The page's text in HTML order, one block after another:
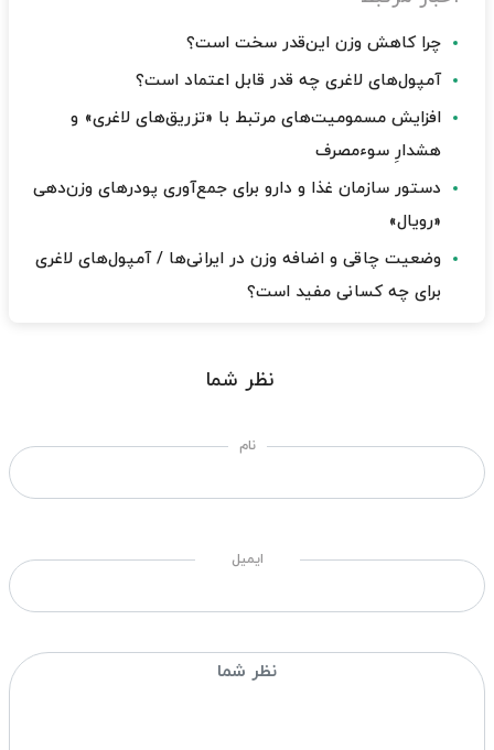
چرا کاهش وزن این‌قدر سخت است؟
آمپول‌های لاغری چه قدر قابل اعتماد است؟
افزایش مسمومیت‌های مرتبط با «تزریق‌های لاغری» و
هشدارِ سوءمصرف
دستور سازمان غذا و دارو برای جمع‌آوری پودرهای وزن‌دهی
«رویال»
وضعیت چاقی و اضافه وزن در ایرانی‌ها / آمپول‌های لاغری
برای چه کسانی مفید است؟
نظر شما
نام
ایمیل